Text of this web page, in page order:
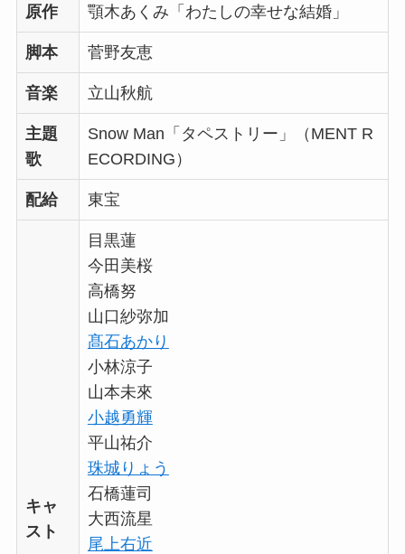
原作 顎木あくみ「わたしの幸せな結婚」
脚本 菅野友恵
音楽 立山秋航
主題
歌
Snow Man「タペストリー」（MENT R
ECORDING）
配給 東宝
キャ
スト
目黒蓮
今田美桜
高橋努
山口紗弥加
髙石あかり
小林涼子
山本未來
小越勇輝
平山祐介
珠城りょう
石橋蓮司
大西流星
尾上右近